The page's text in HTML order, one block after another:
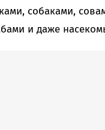
собаками,
и даже